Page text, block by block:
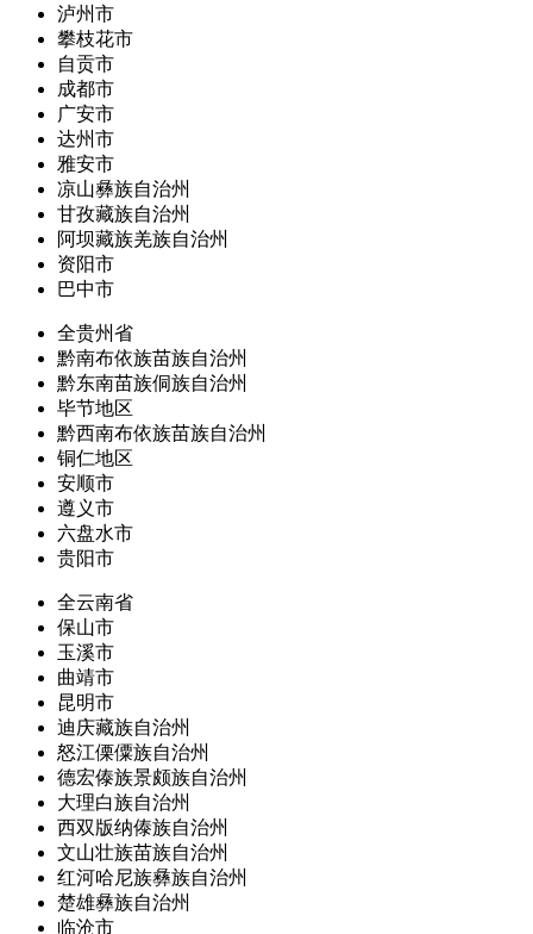
泸州市
攀枝花市
自贡市
成都市
广安市
达州市
雅安市
凉山彝族自治州
甘孜藏族自治州
阿坝藏族羌族自治州
资阳市
巴中市
全贵州省
黔南布依族苗族自治州
黔东南苗族侗族自治州
毕节地区
黔西南布依族苗族自治州
铜仁地区
安顺市
遵义市
六盘水市
贵阳市
全云南省
保山市
玉溪市
曲靖市
昆明市
迪庆藏族自治州
怒江傈僳族自治州
德宏傣族景颇族自治州
大理白族自治州
西双版纳傣族自治州
文山壮族苗族自治州
红河哈尼族彝族自治州
楚雄彝族自治州
临沧市